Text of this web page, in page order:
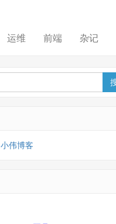
运维 前端 杂记
小伟博客